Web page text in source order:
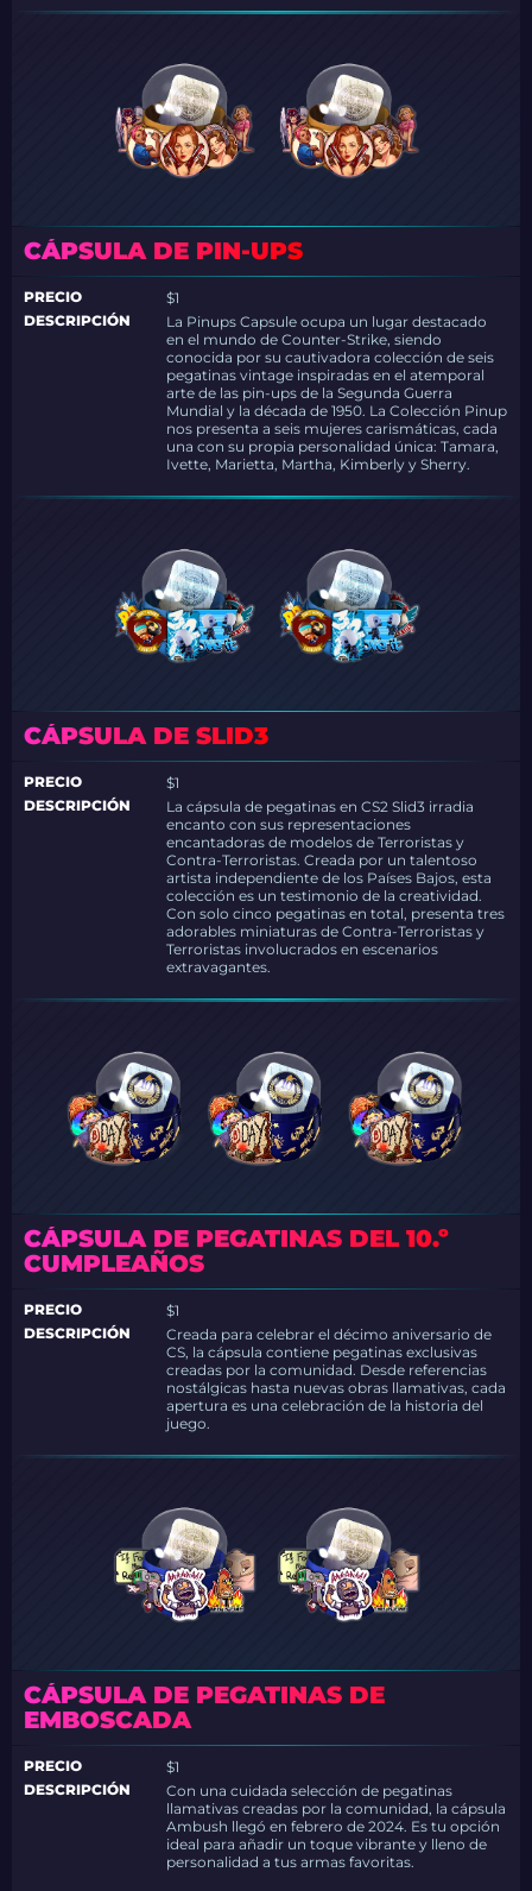
CÁPSULA DE PIN-UPS
PRECIO
$1
DESCRIPCIÓN
La Pinups Capsule ocupa un lugar destacado
en el mundo de Counter-Strike, siendo
conocida por su cautivadora colección de seis
pegatinas vintage inspiradas en el atemporal
arte de las pin-ups de la Segunda Guerra
Mundial y la década de 1950. La Colección Pinup
nos presenta a seis mujeres carismáticas, cada
una con su propia personalidad única: Tamara,
Ivette, Marietta, Martha, Kimberly y Sherry.
CÁPSULA DE SLID3
PRECIO
$1
DESCRIPCIÓN
La cápsula de pegatinas en CS2 Slid3 irradia
encanto con sus representaciones
encantadoras de modelos de Terroristas y
Contra-Terroristas. Creada por un talentoso
artista independiente de los Países Bajos, esta
colección es un testimonio de la creatividad.
Con solo cinco pegatinas en total, presenta tres
adorables miniaturas de Contra-Terroristas y
Terroristas involucrados en escenarios
extravagantes.
CÁPSULA DE PEGATINAS DEL 10.º
CUMPLEAÑOS
PRECIO
$1
DESCRIPCIÓN
Creada para celebrar el décimo aniversario de
CS, la cápsula contiene pegatinas exclusivas
creadas por la comunidad. Desde referencias
nostálgicas hasta nuevas obras llamativas, cada
apertura es una celebración de la historia del
juego.
CÁPSULA DE PEGATINAS DE
EMBOSCADA
PRECIO
$1
DESCRIPCIÓN
Con una cuidada selección de pegatinas
llamativas creadas por la comunidad, la cápsula
Ambush llegó en febrero de 2024. Es tu opción
ideal para añadir un toque vibrante y lleno de
personalidad a tus armas favoritas.